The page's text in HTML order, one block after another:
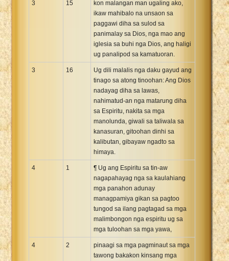
3 15
kon malangan man ugaling ako,
ikaw mahibalo na unsaon sa
paggawi diha sa sulod sa
panimalay sa Dios, nga mao ang
iglesia sa buhi nga Dios, ang haligi
ug panalipod sa kamatuoran.
3 16
Ug dili malalis nga daku gayud ang
tinago sa atong tinoohan: Ang Dios
nadayag diha sa lawas,
nahimatud-an nga matarung diha
sa Espiritu, nakita sa mga
manolunda, giwali sa taliwala sa
kanasuran, gitoohan dinhi sa
kalibutan, gibayaw ngadto sa
himaya.
4 1
¶ Ug ang Espiritu sa tin-aw
nagapahayag nga sa kaulahiang
mga panahon adunay
managpamiya gikan sa pagtoo
tungod sa ilang pagtagad sa mga
malimbongon nga espiritu ug sa
mga tuloohan sa mga yawa,
4 2
pinaagi sa mga pagminaut sa mga
tawong bakakon kinsang mga